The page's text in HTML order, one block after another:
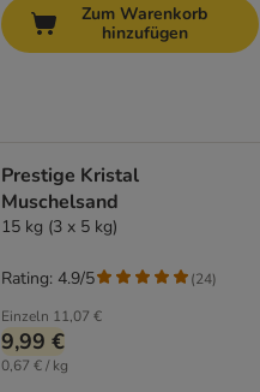
Zum Warenkorb
hinzufügen
Prestige Kristal
Muschelsand
15 kg (3 x 5 kg)
Einzeln 11,07 €
9,99 €
0,67 € / kg
Rating: 4.9/5 (24)